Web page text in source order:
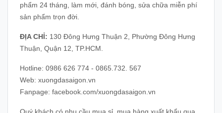
phẩm 24 tháng, làm mới, đánh bóng, sửa chữa miễn phí
sản phẩm trọn đời.
ĐỊA CHỈ: 130 Đông Hưng Thuận 2, Phường Đông Hưng
Thuận, Quận 12, TP.HCM.
Hotline: 0986 626 774 - 0865.732. 567
Web: xuongdasaigon.vn
Fanpage: facebook.com/xuongdasaigon.vn